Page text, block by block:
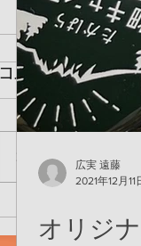
高台サイトに仮
コメント
コメントを追加…
オリジ
広実 遠藤
2021年12月11